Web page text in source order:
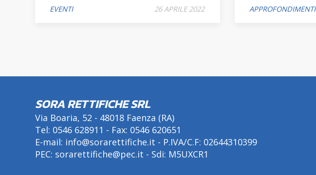
EVENTI 26 APRILE 2022 APPROFONDIMENTI
SORA RETTIFICHE SRL
Via Boaria, 52 - 48018 Faenza (RA)
Tel: 0546 628911 - Fax: 0546 620651
E-mail: info@sorarettifiche.it - P.IVA/C.F: 02644310399
PEC: sorarettifiche@pec.it - Sdi: M5UXCR1